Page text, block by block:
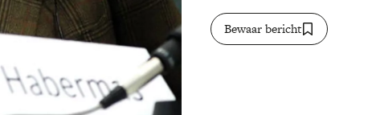
Bewaar bericht